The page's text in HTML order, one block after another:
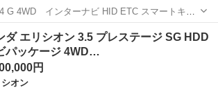
G 4WD インターナビ HID ETC スマートキ
円 年
走行距離:13...
エリシオン
ダ エリシオン 3.5 プレステージ SG HDD
パッケージ 4WD…
円
オン